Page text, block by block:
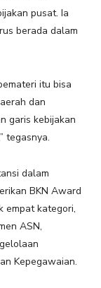
pusat. Ia
berada dalam
itu bisa
dan
garis kebijakan
tegasnya.
dalam
BKN Award
empat kategori,
ASN,
Kepegawaian.